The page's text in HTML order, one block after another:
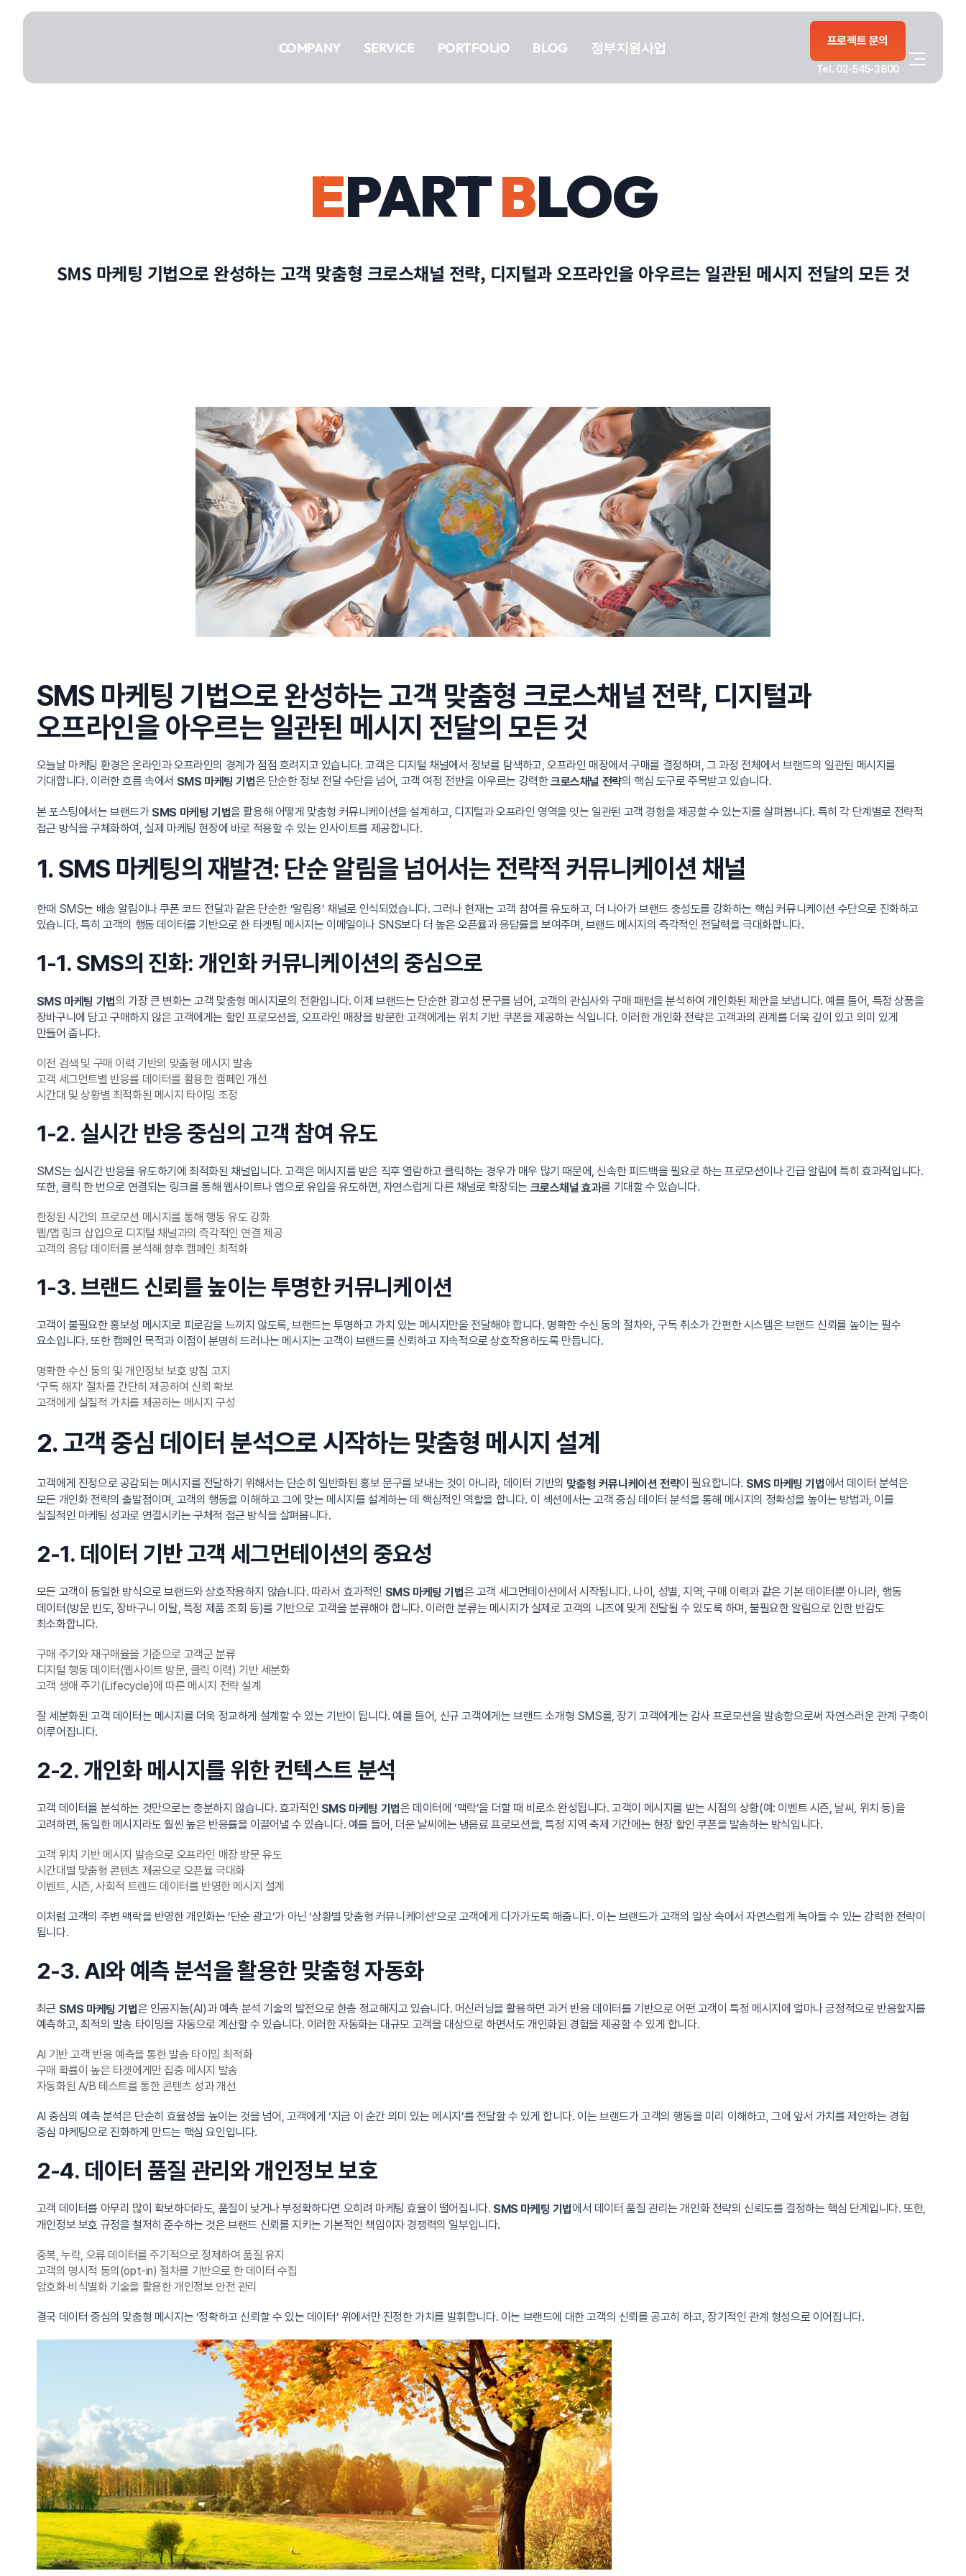
건너뛰기
COMPANY SERVICE PORTFOLIO BLOG 정부지원사업 프로젝트 문의
Tel. 02-545-3800
PORTFOLIO
정부지원사업
EPARTBLOG
SMS 마케팅 기법으로 완성하는 고객 맞춤형 크로스채널 전략, 디지털과 오프라인을 아우르는 일관된 메시지 전달의 모든 것
SMS 마케팅 기법으로 완성하는 고객 맞춤형 크로스채널 전략, 디지털과
오프라인을 아우르는 일관된 메시지 전달의 모든 것
오늘날 마케팅 환경은 온라인과 오프라인의 경계가 점점 흐려지고 있습니다. 고객은 디지털 채널에서 정보를 탐색하고, 오프라인 매장에서 구매를 결정하며, 그 과정 전체에서 브랜드의 일관된 메시지를
기대합니다. 이러한 흐름 속에서 SMS 마케팅 기법은 단순한 정보 전달 수단을 넘어, 고객 여정 전반을 아우르는 강력한크로스채널 전략의 핵심 도구로 주목받고 있습니다.
본 포스팅에서는 브랜드가 SMS 마케팅 기법을 활용해 어떻게 맞춤형 커뮤니케이션을 설계하고, 디지털과 오프라인 영역을 잇는 일관된 고객 경험을 제공할 수 있는지를 살펴봅니다. 특히 각 단계별로 전략적
접근 방식을 구체화하여, 실제 마케팅 현장에 바로 적용할 수 있는 인사이트를 제공합니다.
1. SMS 마케팅의 재발견: 단순 알림을 넘어서는 전략적 커뮤니케이션 채널
한때 SMS는 배송 알림이나 쿠폰 코드 전달과 같은 단순한 ‘알림용’ 채널로 인식되었습니다. 그러나 현재는 고객 참여를 유도하고, 더 나아가 브랜드 충성도를 강화하는 핵심 커뮤니케이션 수단으로 진화하고
있습니다. 특히 고객의 행동 데이터를 기반으로 한 타겟팅 메시지는 이메일이나 SNS보다 더 높은 오픈율과 응답률을 보여주며, 브랜드 메시지의 즉각적인 전달력을 극대화합니다.
1-1. SMS의 진화: 개인화 커뮤니케이션의 중심으로
SMS 마케팅 기법의 가장 큰 변화는 고객 맞춤형 메시지로의 전환입니다. 이제 브랜드는 단순한 광고성 문구를 넘어, 고객의 관심사와 구매 패턴을 분석하여 개인화된 제안을 보냅니다. 예를 들어, 특정 상품을
장바구니에 담고 구매하지 않은 고객에게는 할인 프로모션을, 오프라인 매장을 방문한 고객에게는 위치 기반 쿠폰을 제공하는 식입니다. 이러한 개인화 전략은 고객과의 관계를 더욱 깊이 있고 의미 있게
만들어 줍니다.
이전 검색 및 구매 이력 기반의 맞춤형 메시지 발송
고객 세그먼트별 반응률 데이터를 활용한 캠페인 개선
시간대 및 상황별 최적화된 메시지 타이밍 조정
1-2. 실시간 반응 중심의 고객 참여 유도
SMS는 실시간 반응을 유도하기에 최적화된 채널입니다. 고객은 메시지를 받은 직후 열람하고 클릭하는 경우가 매우 많기 때문에, 신속한 피드백을 필요로 하는 프로모션이나 긴급 알림에 특히 효과적입니다.
또한, 클릭 한 번으로 연결되는 링크를 통해 웹사이트나 앱으로 유입을 유도하면, 자연스럽게 다른 채널로 확장되는 크로스채널 효과를 기대할 수 있습니다.
한정된 시간의 프로모션 메시지를 통해 행동 유도 강화
웹/앱 링크 삽입으로 디지털 채널과의 즉각적인 연결 제공
고객의 응답 데이터를 분석해 향후 캠페인 최적화
1-3. 브랜드 신뢰를 높이는 투명한 커뮤니케이션
고객이 불필요한 홍보성 메시지로 피로감을 느끼지 않도록, 브랜드는 투명하고 가치 있는 메시지만을 전달해야 합니다. 명확한 수신 동의 절차와, 구독 취소가 간편한 시스템은 브랜드 신뢰를 높이는 필수
요소입니다. 또한 캠페인 목적과 이점이 분명히 드러나는 메시지는 고객이 브랜드를 신뢰하고 지속적으로 상호작용하도록 만듭니다.
명확한 수신 동의 및 개인정보 보호 방침 고지
‘구독 해지’ 절차를 간단히 제공하여 신뢰 확보
고객에게 실질적 가치를 제공하는 메시지 구성
2. 고객 중심 데이터 분석으로 시작하는 맞춤형 메시지 설계
고객에게 진정으로 공감되는 메시지를 전달하기 위해서는 단순히 일반화된 홍보 문구를 보내는 것이 아니라, 데이터 기반의 맞춤형 커뮤니케이션 전략이 필요합니다. SMS 마케팅 기법에서 데이터 분석은
모든 개인화 전략의 출발점이며, 고객의 행동을 이해하고 그에 맞는 메시지를 설계하는 데 핵심적인 역할을 합니다. 이 섹션에서는 고객 중심 데이터 분석을 통해 메시지의 정확성을 높이는 방법과, 이를
실질적인 마케팅 성과로 연결시키는 구체적 접근 방식을 살펴봅니다.
2-1. 데이터 기반 고객 세그먼테이션의 중요성
모든 고객이 동일한 방식으로 브랜드와 상호작용하지 않습니다. 따라서 효과적인 SMS 마케팅 기법은 고객 세그먼테이션에서 시작됩니다. 나이, 성별, 지역, 구매 이력과 같은 기본 데이터뿐 아니라, 행동
데이터(방문 빈도, 장바구니 이탈, 특정 제품 조회 등)를 기반으로 고객을 분류해야 합니다. 이러한 분류는 메시지가 실제로 고객의 니즈에 맞게 전달될 수 있도록 하며, 불필요한 알림으로 인한 반감도
최소화합니다.
구매 주기와 재구매율을 기준으로 고객군 분류
디지털 행동 데이터(웹사이트 방문, 클릭 이력) 기반 세분화
고객 생애 주기(Lifecycle)에 따른 메시지 전략 설계
잘 세분화된 고객 데이터는 메시지를 더욱 정교하게 설계할 수 있는 기반이 됩니다. 예를 들어, 신규 고객에게는 브랜드 소개형 SMS를, 장기 고객에게는 감사 프로모션을 발송함으로써 자연스러운 관계 구축이
이루어집니다.
2-2. 개인화 메시지를 위한 컨텍스트 분석
고객 데이터를 분석하는 것만으로는 충분하지 않습니다. 효과적인 SMS 마케팅 기법은 데이터에 ‘맥락’을 더할 때 비로소 완성됩니다. 고객이 메시지를 받는 시점의 상황(예: 이벤트 시즌, 날씨, 위치 등)을
고려하면, 동일한 메시지라도 훨씬 높은 반응률을 이끌어낼 수 있습니다. 예를 들어, 더운 날씨에는 냉음료 프로모션을, 특정 지역 축제 기간에는 현장 할인 쿠폰을 발송하는 방식입니다.
고객 위치 기반 메시지 발송으로 오프라인 매장 방문 유도
시간대별 맞춤형 콘텐츠 제공으로 오픈율 극대화
이벤트, 시즌, 사회적 트렌드 데이터를 반영한 메시지 설계
이처럼 고객의 주변 맥락을 반영한 개인화는 ‘단순 광고’가 아닌 ‘상황별 맞춤형 커뮤니케이션’으로 고객에게 다가가도록 해줍니다. 이는 브랜드가 고객의 일상 속에서 자연스럽게 녹아들 수 있는 강력한 전략이
됩니다.
2-3. AI와 예측 분석을 활용한 맞춤형 자동화
최근 SMS 마케팅 기법은 인공지능(AI)과 예측 분석 기술의 발전으로 한층 정교해지고 있습니다. 머신러닝을 활용하면 과거 반응 데이터를 기반으로 어떤 고객이 특정 메시지에 얼마나 긍정적으로 반응할지를
예측하고, 최적의 발송 타이밍을 자동으로 계산할 수 있습니다. 이러한 자동화는 대규모 고객을 대상으로 하면서도 개인화된 경험을 제공할 수 있게 합니다.
AI 기반 고객 반응 예측을 통한 발송 타이밍 최적화
구매 확률이 높은 타겟에게만 집중 메시지 발송
자동화된 A/B 테스트를 통한 콘텐츠 성과 개선
AI 중심의 예측 분석은 단순히 효율성을 높이는 것을 넘어, 고객에게 ‘지금 이 순간 의미 있는 메시지’를 전달할 수 있게 합니다. 이는 브랜드가 고객의 행동을 미리 이해하고, 그에 앞서 가치를 제안하는 경험
중심 마케팅으로 진화하게 만드는 핵심 요인입니다.
2-4. 데이터 품질 관리와 개인정보 보호
고객 데이터를 아무리 많이 확보하더라도, 품질이 낮거나 부정확하다면 오히려 마케팅 효율이 떨어집니다. SMS 마케팅 기법에서 데이터 품질 관리는 개인화 전략의 신뢰도를 결정하는 핵심 단계입니다. 또한,
개인정보 보호 규정을 철저히 준수하는 것은 브랜드 신뢰를 지키는 기본적인 책임이자 경쟁력의 일부입니다.
중복, 누락, 오류 데이터를 주기적으로 정제하여 품질 유지
고객의 명시적 동의(opt-in) 절차를 기반으로 한 데이터 수집
암호화·비식별화 기술을 활용한 개인정보 안전 관리
결국 데이터 중심의 맞춤형 메시지는 ‘정확하고 신뢰할 수 있는 데이터’ 위에서만 진정한 가치를 발휘합니다. 이는 브랜드에 대한 고객의 신뢰를 공고히 하고, 장기적인 관계 형성으로 이어집니다.